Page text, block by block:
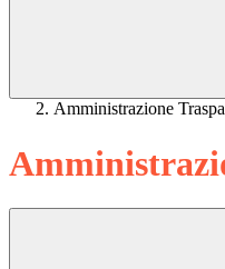
Amministrazione